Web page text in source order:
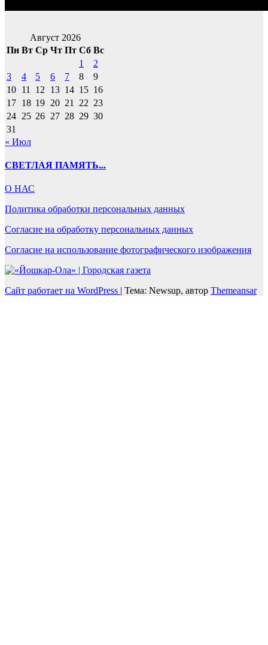
Август 2026
Пн Вт Ср Чт Пт Сб Вс
1
2
3
4 5 6 7 8
9
10 11 12 13 14 15 16
17 18 19 20 21 22 23
24 25 26 27 28 29 30
31
« Июл
СВЕТЛАЯ ПАМЯТЬ...
О НАС
Политика обработки персональных данных
Согласие на обработку персональных данных
Согласие на использование фотографического изображения
Сайт работает на WordPress | Тема: Newsup, автор Themeansar